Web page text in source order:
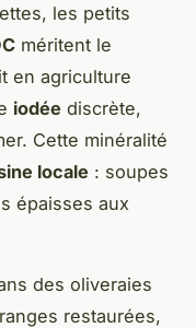
les petits
méritent le
en agriculture
iodée discrète,
Cette minéralité
locale : soupes
épaisses aux
des oliveraies
restaurées,